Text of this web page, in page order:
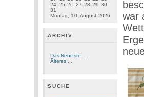
Montag, 10. August 2026
24 25 26 27 28 29 30
31
ARCHIV
Das Neueste ...
Älteres ...
SUCHE
war